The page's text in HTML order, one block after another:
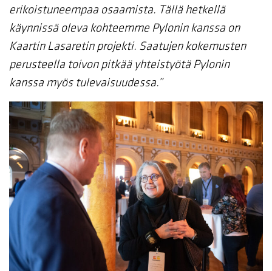
erikoistuneempaa osaamista. Tällä hetkellä
käynnissä oleva kohteemme Pylonin kanssa on
Kaartin Lasaretin projekti. Saatujen kokemusten
perusteella toivon pitkää yhteistyötä Pylonin
kanssa myös tulevaisuudessa.”